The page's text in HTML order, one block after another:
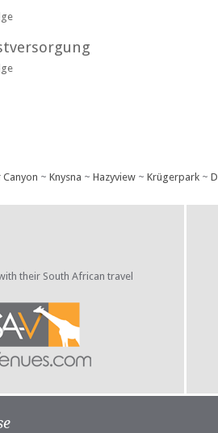
Canyon ~ Knysna ~ Hazyview~ Krügerpark~
their South African travel